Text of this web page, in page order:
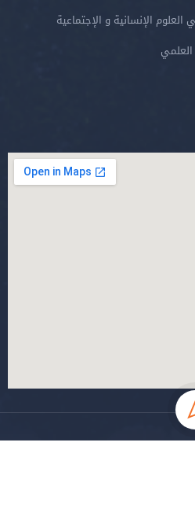
الإنسانية و الإجتماعية
جامعة المسيلة - 2024